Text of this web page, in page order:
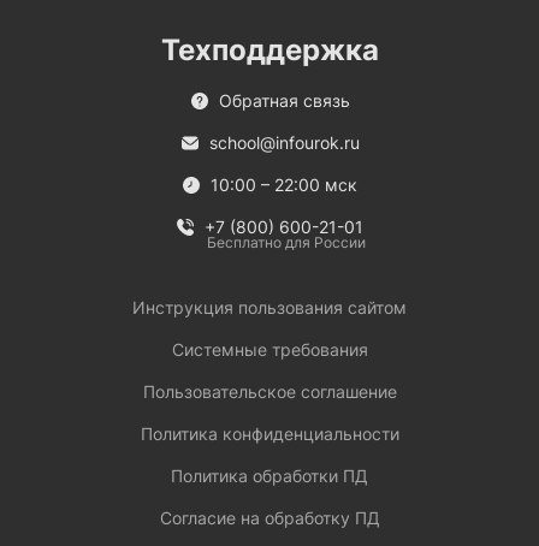
Техподдержка
Обратная связь
school@infourok.ru
10:00 – 22:00 мск
+7 (800) 600-21-01
Бесплатно для России
Инструкция пользования сайтом
Системные требования
Пользовательское соглашение
Политика конфиденциальности
Политика обработки ПД
Согласие на обработку ПД